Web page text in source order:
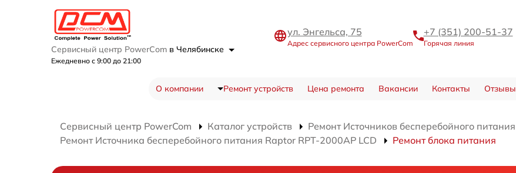
Сервисный центр PowerCom в Челябинске
Ежедневно с 9:00 до 21:00
ул. Энгельса, 75
Адрес сервисного центра PowerCom
+7 (351) 200-51-37
Горячая линия
О компании Ремонт устройств Цена ремонта Вакансии Контакты Отзывы
Сервисный центр PowerCom Каталог устройств
Ремонт Источников бесперебойного питания
Ремонт Источника бесперебойного питания Raptor RPT-2000AP LCD
Ремонт блока питания